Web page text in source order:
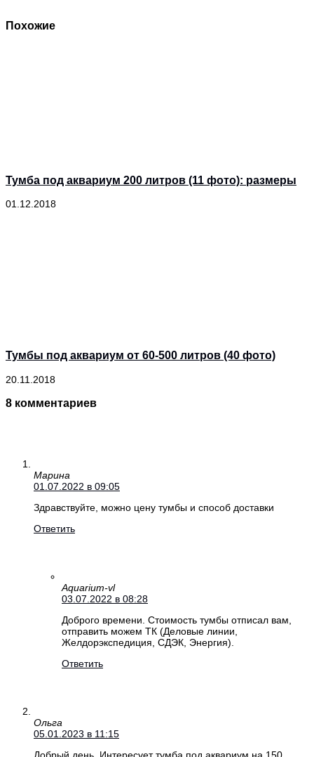
Похожие
Тумба под аквариум 200 литров (11 фото): размеры
01.12.2018
Тумбы под аквариум от 60-500 литров (40 фото)
20.11.2018
8 комментариев
Марина
01.07.2022 в 09:05
Здравствуйте, можно цену тумбы и способ доставки
Ответить
Aquarium-vl
03.07.2022 в 08:28
Доброго времени. Стоимость тумбы отписал вам,
отправить можем ТК (Деловые линии,
Желдорэкспедиция, СДЭК, Энергия).
Ответить
Ольга
05.01.2023 в 11:15
Добрый день. Интересует тумба под аквариум на 150